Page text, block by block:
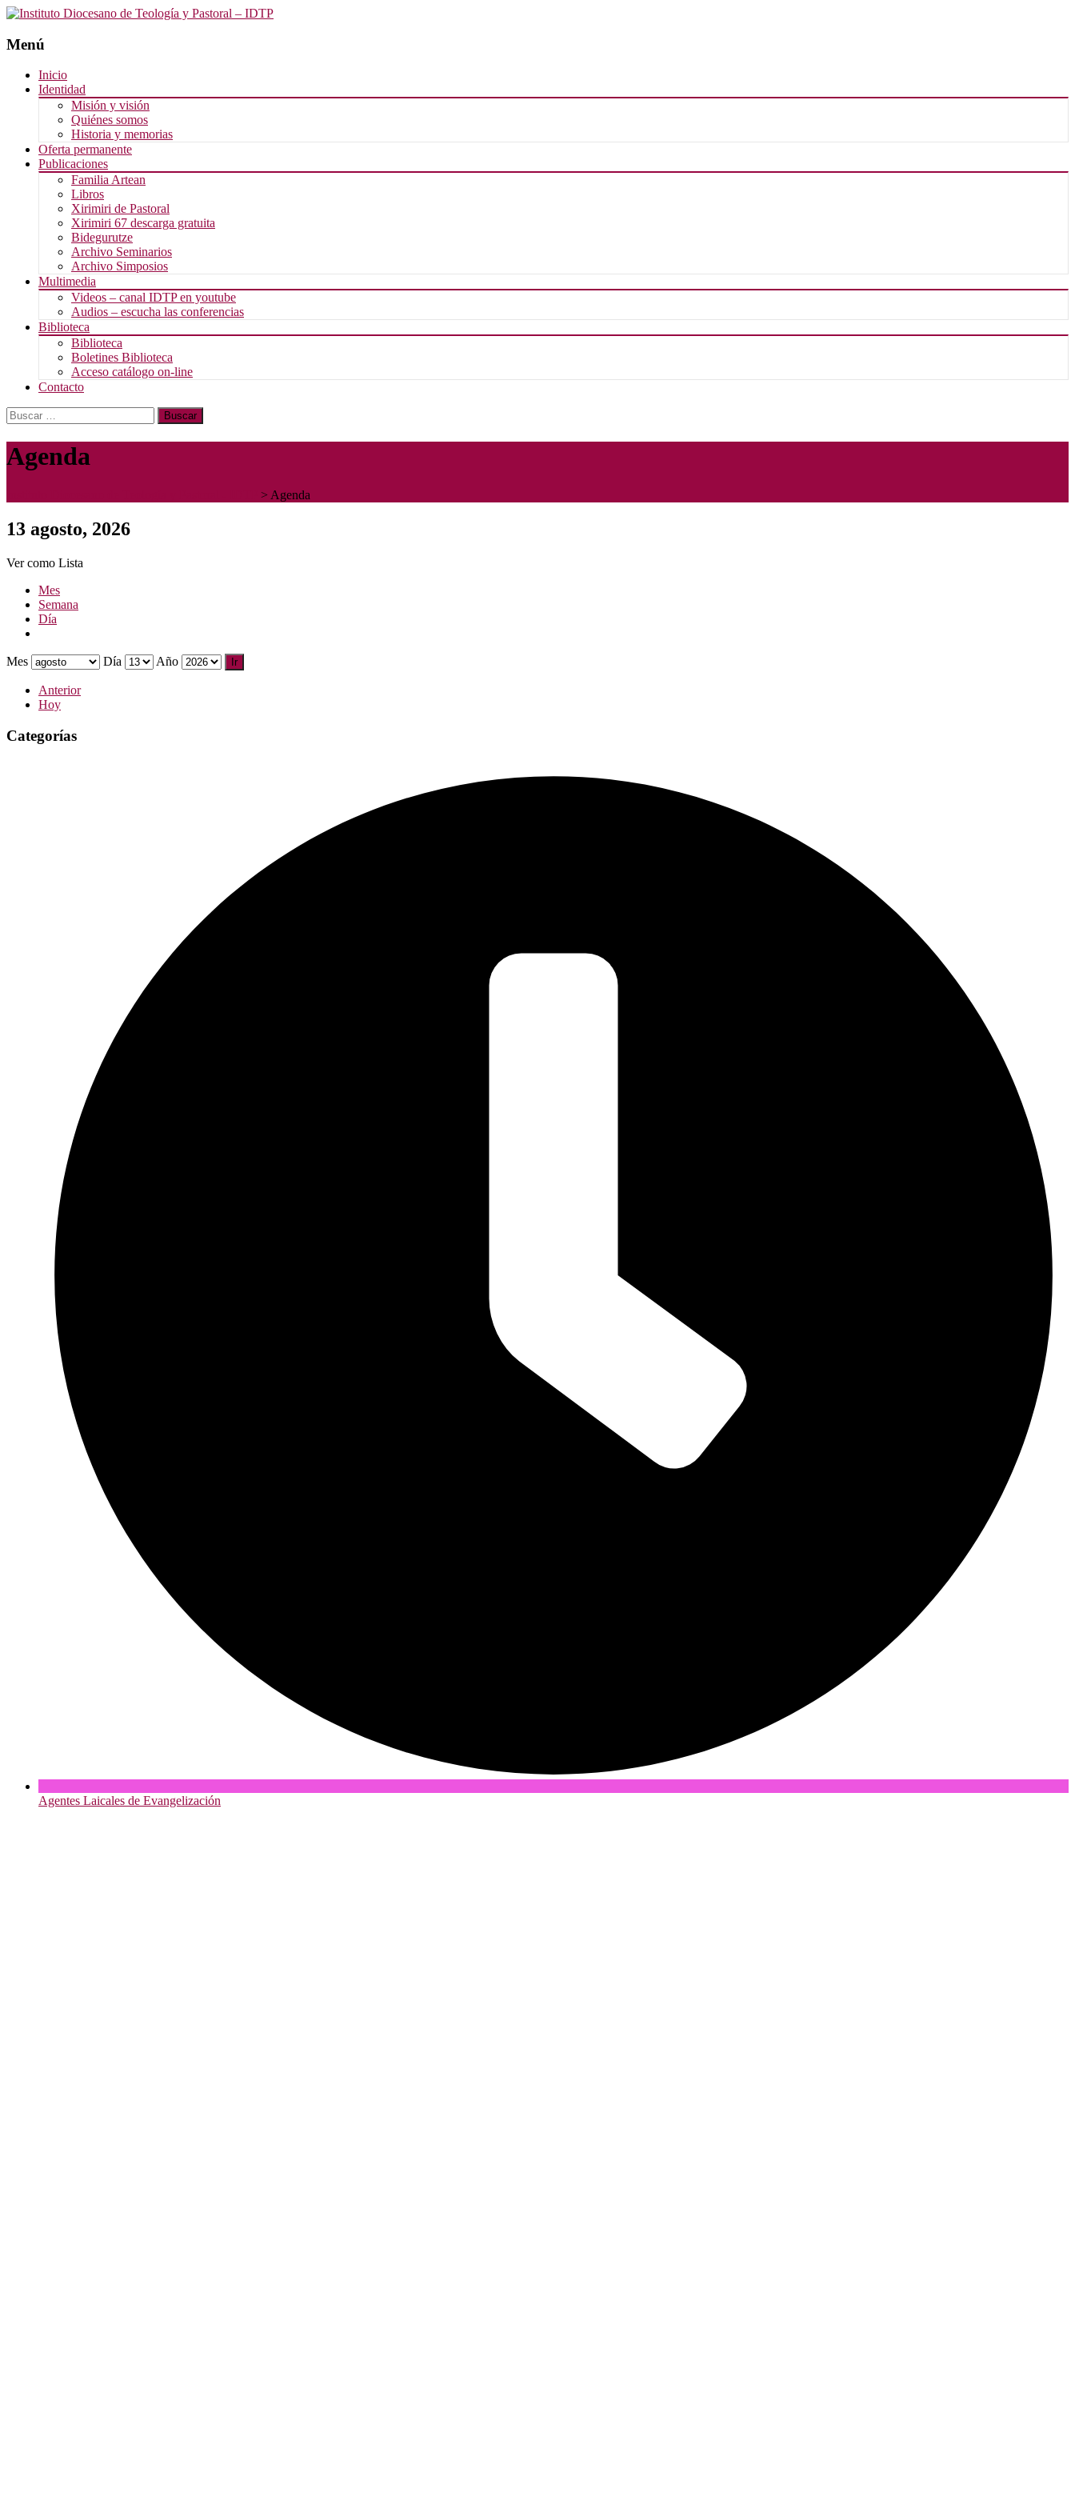
Menú
Saltar
contenido
Inicio
Identidad
Misión y visión
Quiénes somos
Historia y memorias
Oferta permanente
Publicaciones
Familia Artean
Libros
Xirimiri de Pastoral
Xirimiri 67 descarga gratuita
Bidegurutze
Archivo Seminarios
Archivo Simposios
Multimedia
Videos – canal IDTP en youtube
Audios – escucha las conferencias
Biblioteca
Biblioteca
Boletines Biblioteca
Acceso catálogo on-line
Contacto
Buscar:
Agenda
> Agenda
13 agosto, 2026
Ver como Lista
Mes
Semana
Día
Mes Día Año
Anterior
Hoy
Categorías
Agentes Laicales de Evangelización